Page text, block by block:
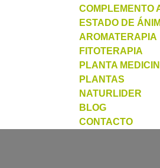
COMPLEMENTO
ESTADO DE
AROMATERAPIA
FITOTERAPIA
PLANTA
PLANTAS
NATURLIDER
BLOG
CONTACTO